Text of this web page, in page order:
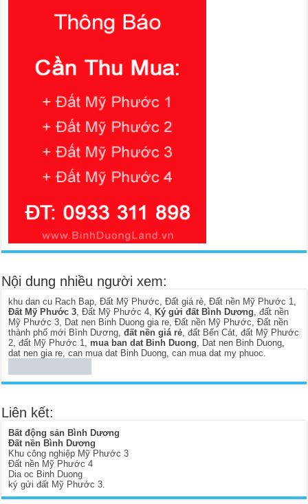
Nội dung nhiều người xem:
khu dan cu Rach Bap,Đất Mỹ Phước,Đất giá rẻ,Đất nền Mỹ Phước 1,
Đất Mỹ Phước 3,Đất Mỹ Phước 4, Ký gửi đất Bình Dương,đất nền
Mỹ Phước 3, Dat nen Binh Duong gia re,Đất nền Mỹ Phước,Đất nền
thành phố mới Bình Dương,đất nền giá rẻ,đất Bến Cát,đất Mỹ Phước
2,đất Mỹ Phước 1, mua ban dat Binh Duong, Dat nen Binh Duong,
dat nen gia re,can mua dat Binh Duong,can mua dat my phuoc.
Liên kết:
Bất động sản Bình Dương
Đất nền Bình Dương
Khu công nghiệp Mỹ Phước 3
Đất nền Mỹ Phước 4
Dia oc Binh Duong
ký gửi đất Mỹ Phước 3.